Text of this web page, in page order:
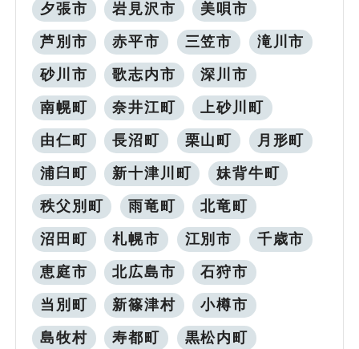
夕張市 岩見沢市 美唄市
芦別市 赤平市 三笠市 滝川市
砂川市 歌志内市 深川市
南幌町 奈井江町 上砂川町
由仁町 長沼町 栗山町 月形町
浦臼町 新十津川町 妹背牛町
秩父別町 雨竜町 北竜町
沼田町 札幌市 江別市 千歳市
恵庭市 北広島市 石狩市
当別町 新篠津村 小樽市
島牧村 寿都町 黒松内町